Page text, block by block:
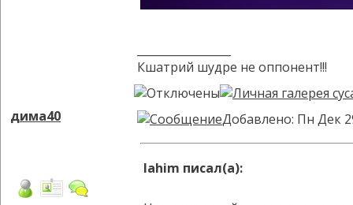
Кшатрий шудре не оппонент!!!
дима40 Добавлено: Пн Дек
lahim писал(а):